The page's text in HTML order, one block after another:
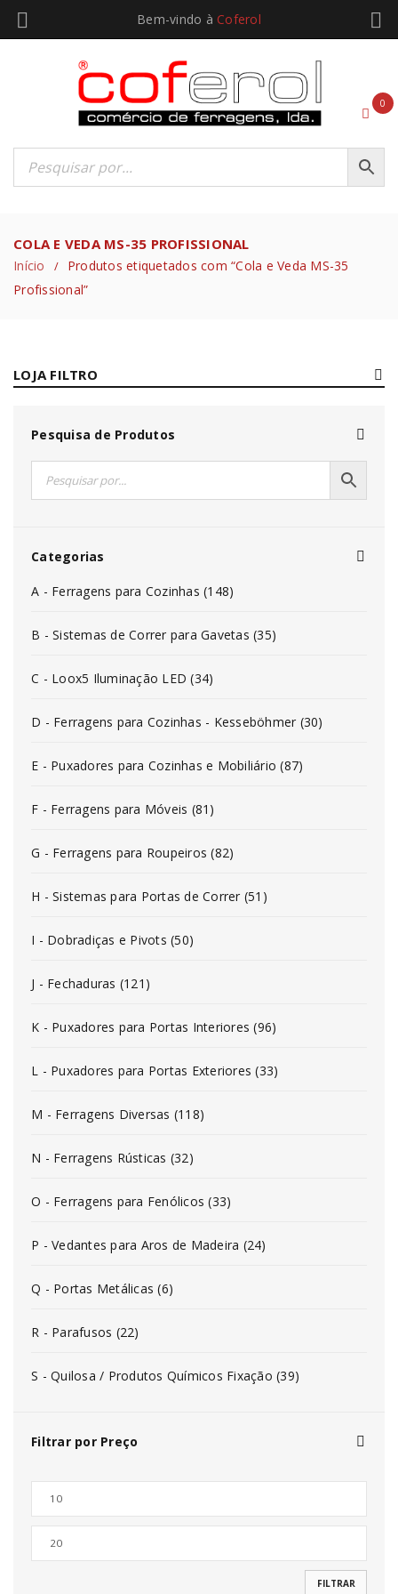
Bem-vindo à Coferol
0
COLA E VEDA MS-35 PROFISSIONAL
Início /
Produtos etiquetados com “Cola e Veda MS-35
Profissional”
LOJA FILTRO
Pesquisa de Produtos
Categorias
A - Ferragens para Cozinhas (148)
B - Sistemas de Correr para Gavetas (35)
C - Loox5 Iluminação LED (34)
D - Ferragens para Cozinhas - Kesseböhmer (30)
E - Puxadores para Cozinhas e Mobiliário (87)
F - Ferragens para Móveis (81)
G - Ferragens para Roupeiros (82)
H - Sistemas para Portas de Correr (51)
I - Dobradiças e Pivots (50)
J - Fechaduras (121)
K - Puxadores para Portas Interiores (96)
L - Puxadores para Portas Exteriores (33)
M - Ferragens Diversas (118)
N - Ferragens Rústicas (32)
O - Ferragens para Fenólicos (33)
P - Vedantes para Aros de Madeira (24)
Q - Portas Metálicas (6)
R - Parafusos (22)
S - Quilosa / Produtos Químicos Fixação (39)
Filtrar por Preço
FILTRAR